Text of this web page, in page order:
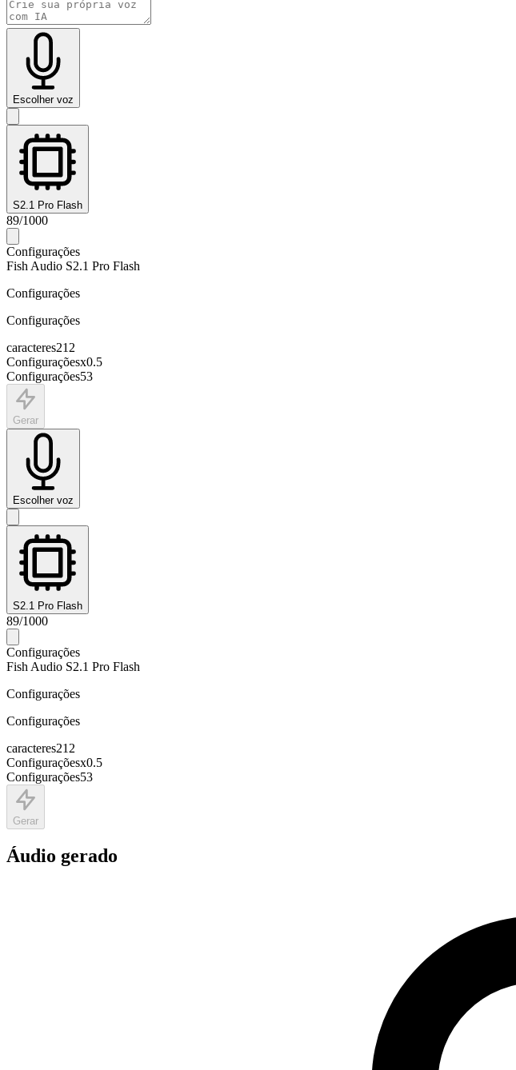
Escolher voz
S2.1 Pro Flash
89/1000
Configurações
Fish Audio S2.1 Pro Flash
Configurações
Configurações
caracteres212
Configuraçõesx0.5
Configurações53
Gerar
Escolher voz
S2.1 Pro Flash
89/1000
Configurações
Fish Audio S2.1 Pro Flash
Configurações
Configurações
caracteres212
Configuraçõesx0.5
Configurações53
Gerar
Áudio gerado